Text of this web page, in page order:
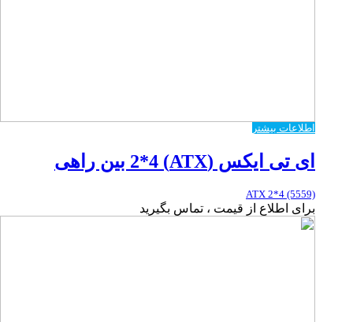
اطلاعات بیشتر
ای تی ایکس (ATX) 2*4 بین راهی
ATX 2*4 (5559)
برای اطلاع از قیمت ، تماس بگیرید